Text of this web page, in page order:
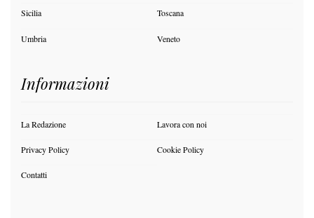
Sicilia Toscana
Umbria Veneto
Informazioni
La Redazione Lavora con noi
Privacy Policy Cookie Policy
Contatti